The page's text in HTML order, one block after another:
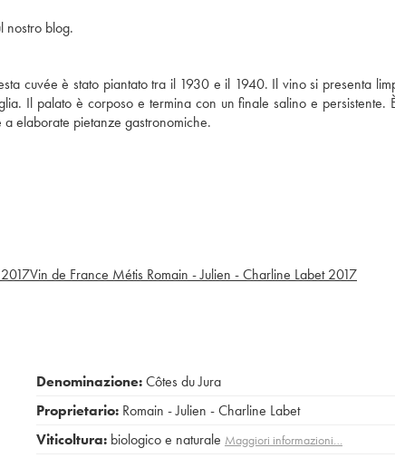
nostro blog.
cuvée è stato piantato tra il 1930 e il 1940. Il vino si presenta
Il palato è corposo e termina con un finale salino e persistente.
elaborate pietanze gastronomiche.
2017Vin de France Métis Romain - Julien - Charline Labet 2017
Denominazione:Côtes du Jura
Proprietario: Romain - Julien - Charline Labet
Viticoltura: biologico e naturale Maggiori informazioni…